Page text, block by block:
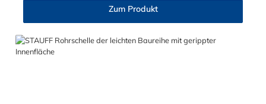
Zum Produkt